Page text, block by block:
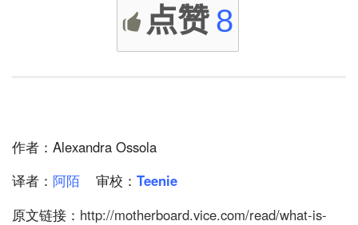
点赞 8
作者：Alexandra Ossola
译者： 阿陌 审校： Teenie
原文链接： http://motherboard.vice.com/read/what-is-